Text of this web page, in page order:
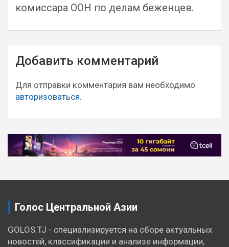
комиссара ООН по делам беженцев.
Навигация
по
записям
Добавить комментарий
Для отправки комментария вам необходимо
авторизоваться.
Голос Центральной Азии
GOLOS.TJ - специализируется на сборе актуальных
новостей, классификации и анализе информации,